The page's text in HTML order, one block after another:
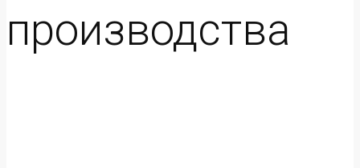
производства